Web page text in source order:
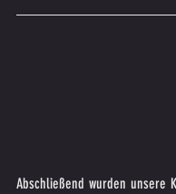
Abschließend wurden unsere